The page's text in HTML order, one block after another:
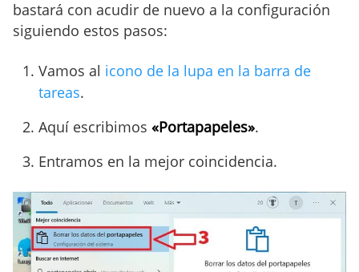
bastará con acudir de nuevo a la configuración
siguiendo estos pasos:
Vamos al icono de la lupa en la barra de
tareas.
Aquí escribimos «Portapapeles».
Entramos en la mejor coincidencia.